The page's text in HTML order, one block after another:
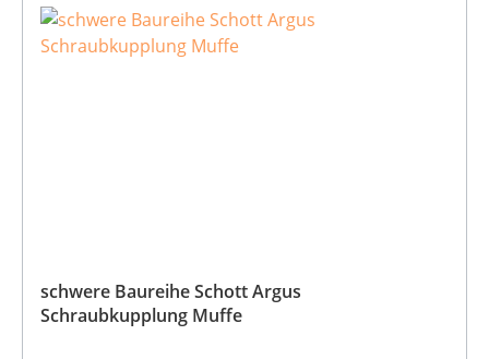
schwere Baureihe Schott Argus
Schraubkupplung Muffe